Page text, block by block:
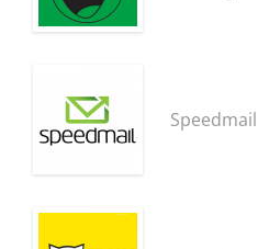
Speedmail